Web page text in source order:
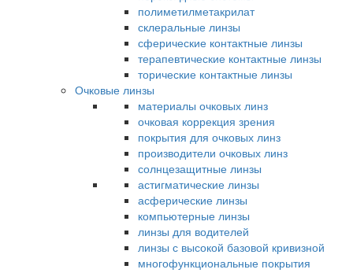
полиметилметакрилат
склеральные линзы
сферические контактные линзы
терапевтические контактные линзы
торические контактные линзы
Очковые линзы
материалы очковых линз
очковая коррекция зрения
покрытия для очковых линз
производители очковых линз
солнцезащитные линзы
астигматические линзы
асферические линзы
компьютерные линзы
линзы для водителей
линзы с высокой базовой кривизной
многофункциональные покрытия